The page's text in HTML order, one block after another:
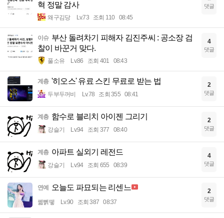
혁 정말 감사
왜구김당 Lv.73 조회 110 08:45
댓글
이슈 부산 돌려차기 피해자 김진주씨 : 공소장 검
찰이 바꾼거 맞다.
풀소유 Lv.86 조회 401 08:43
4
댓글
계층 '히오스' 유료 스킨 무료로 받는 법
두부두꺼비 Lv.78 조회 355 08:41
2
댓글
계층 함수로 블리치 아이젠 그리기
강슬기 Lv.94 조회 377 08:40
2
댓글
계층 아파트 실외기 레전드
강슬기 Lv.94 조회 655 08:39
4
댓글
연예 오늘도 파묘되는 리센느
꿻뻵뗗 Lv.90 조회 387 08:37
2
댓글